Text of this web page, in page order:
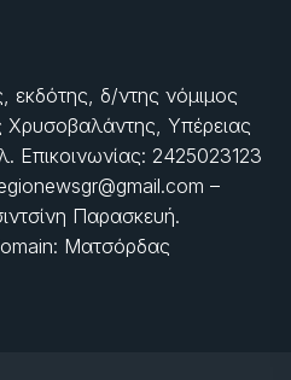
εκδότης, δ/ντης νόμιμος
Υπέρειας
Επικοινωνίας: 2425023123
–
Παρασκευή.
Ματσόρδας